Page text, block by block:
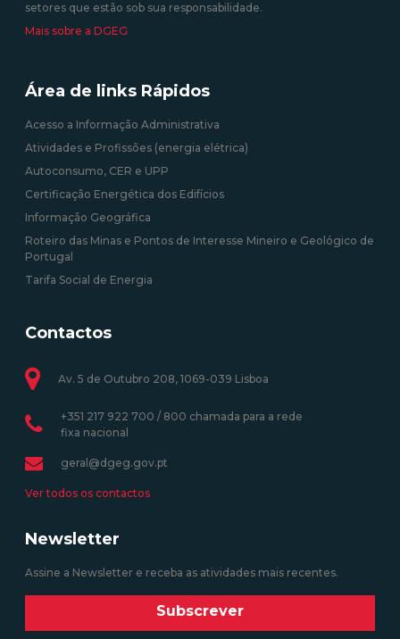
setores que estão sob sua responsabilidade.
Mais sobre a DGEG
Área de links Rápidos
Acesso a Informação Administrativa
Atividades e Profissões (energia elétrica)
Autoconsumo, CER e UPP
Certificação Energética dos Edifícios
Informação Geográfica
Roteiro das Minas e Pontos de Interesse Mineiro e Geológico de
Portugal
Tarifa Social de Energia
Contactos
Av. 5 de Outubro 208, 1069-039 Lisboa
+351 217 922 700 / 800 chamada para a rede
fixa nacional
geral@dgeg.gov.pt
Ver todos os contactos
Newsletter
Assine a Newsletter e receba as atividades mais recentes.
Subscrever